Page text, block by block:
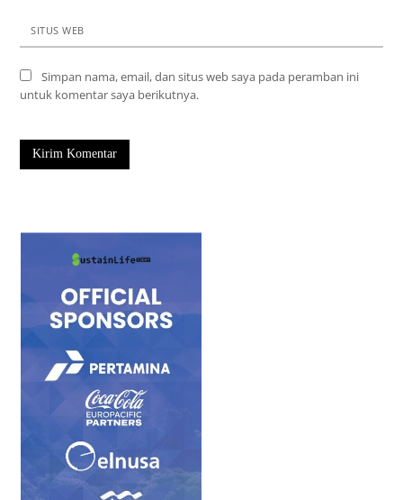
SITUS WEB
Simpan nama, email, dan situs web saya pada peramban ini
untuk komentar saya berikutnya.